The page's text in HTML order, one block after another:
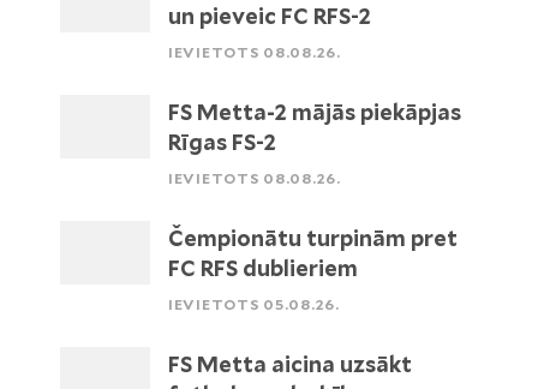
un pieveic FC RFS-2
IEVIETOTS 08.08.26.
FS Metta-2 mājās piekāpjas
Rīgas FS-2
IEVIETOTS 08.08.26.
Čempionātu turpinām pret
FC RFS dublieriem
IEVIETOTS 05.08.26.
FS Metta aicina uzsākt